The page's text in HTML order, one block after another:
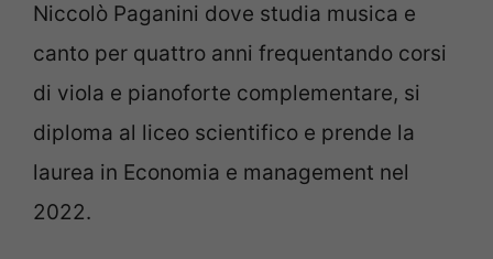
Niccolò Paganini dove studia musica e
canto per quattro anni frequentando corsi
di viola e pianoforte complementare, si
diploma al liceo scientifico e prende la
laurea in Economia e management nel
2022.